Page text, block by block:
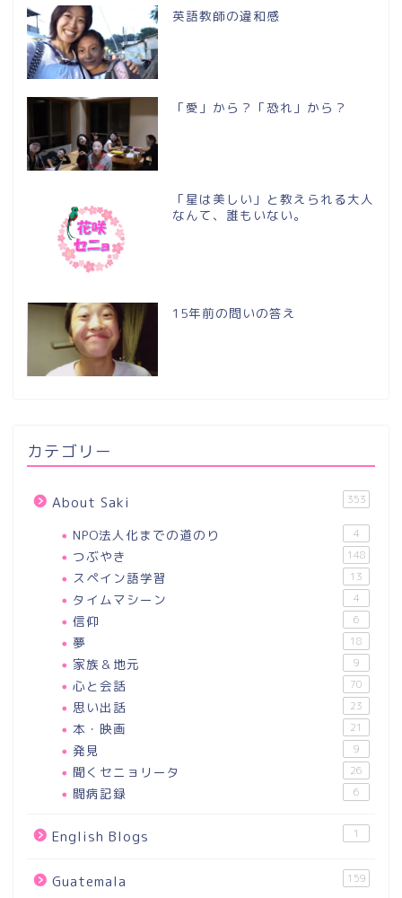
英語教師の違和感
「愛」から？「恐れ」から？
「星は美しい」と教えられる大人
なんて、誰もいない。
15年前の問いの答え
カテゴリー
About Saki 353
NPO法人化までの道のり 4
つぶやき 148
スペイン語学習 13
タイムマシーン 4
信仰 6
夢 18
家族＆地元 9
心と会話 70
思い出話 23
本・映画 21
発見 9
聞くセニョリータ 26
闘病記録 6
English Blogs 1
Guatemala 159